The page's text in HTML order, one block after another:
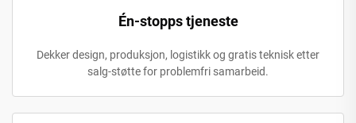
Én-stopps tjeneste
Dekker design, produksjon, logistikk og gratis teknisk etter
salg-støtte for problemfri samarbeid.